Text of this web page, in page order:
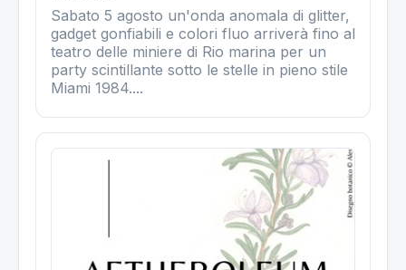
Sabato 5 agosto un'onda anomala di glitter,
gadget gonfiabili e colori fluo arriverà fino al
teatro delle miniere di Rio marina per un
party scintillante sotto le stelle in pieno stile
Miami 1984....